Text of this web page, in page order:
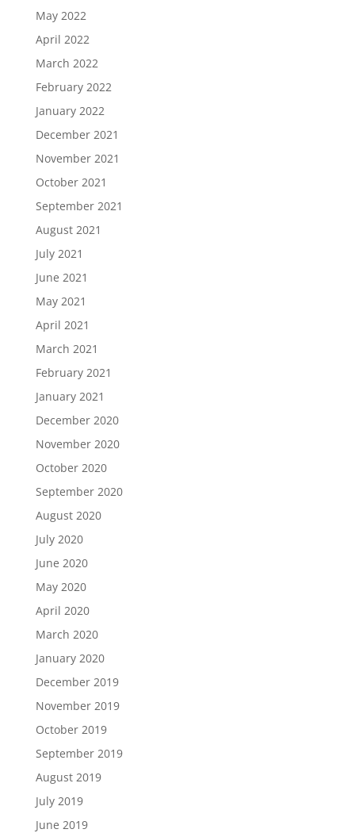
May 2022
April 2022
March 2022
February 2022
January 2022
December 2021
November 2021
October 2021
September 2021
August 2021
July 2021
June 2021
May 2021
April 2021
March 2021
February 2021
January 2021
December 2020
November 2020
October 2020
September 2020
August 2020
July 2020
June 2020
May 2020
April 2020
March 2020
January 2020
December 2019
November 2019
October 2019
September 2019
August 2019
July 2019
June 2019